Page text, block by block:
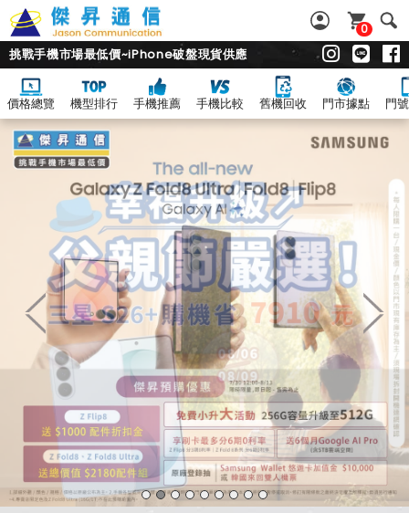
0
挑戰手機市場最低價~iPhone破盤現貨供應
價格總覽 機型排行 手機推薦 手機比較 舊機回收 門市據點 門